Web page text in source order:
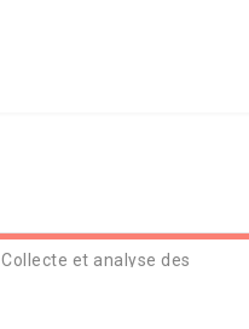
Collecte et analyse des